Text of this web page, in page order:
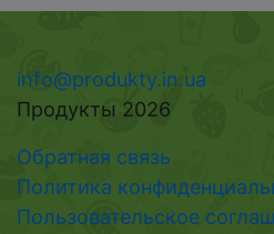
info@produkty.in.ua
Продукты 2026
Обратная связь
Политика
Пользовательское